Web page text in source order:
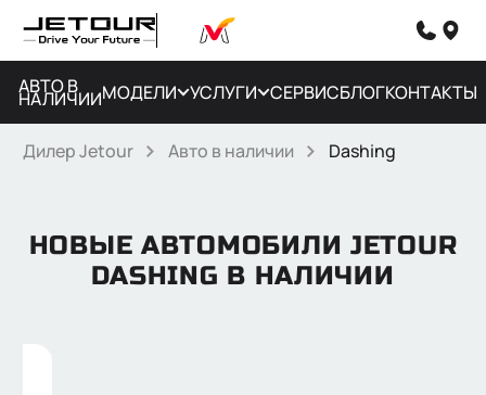
АВТО В
НАЛИЧИИМОДЕЛИ УСЛУГИ СЕРВИСБЛОГКОНТАКТЫ
Дилер Jetour Авто в наличии Dashing
НОВЫЕ АВТОМОБИЛИ JETOUR
DASHING В НАЛИЧИИ